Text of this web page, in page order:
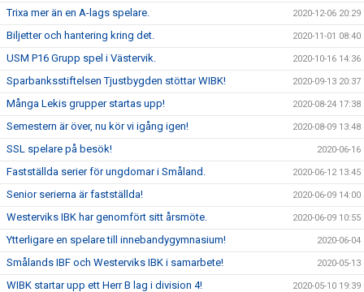
Trixa mer än en A-lags spelare. 2020-12-06 20:29
Biljetter och hantering kring det. 2020-11-01 08:40
USM P16 Grupp spel i Västervik. 2020-10-16 14:36
Sparbanksstiftelsen Tjustbygden stöttar WIBK! 2020-09-13 20:37
Många Lekis grupper startas upp! 2020-08-24 17:38
Semestern är över, nu kör vi igång igen! 2020-08-09 13:48
SSL spelare på besök! 2020-06-16
Fastställda serier för ungdomar i Småland. 2020-06-12 13:45
Senior serierna är fastställda! 2020-06-09 14:00
Westerviks IBK har genomfört sitt årsmöte. 2020-06-09 10:55
Ytterligare en spelare till innebandygymnasium! 2020-06-04
Smålands IBF och Westerviks IBK i samarbete! 2020-05-13
WIBK startar upp ett Herr B lag i division 4! 2020-05-10 19:39